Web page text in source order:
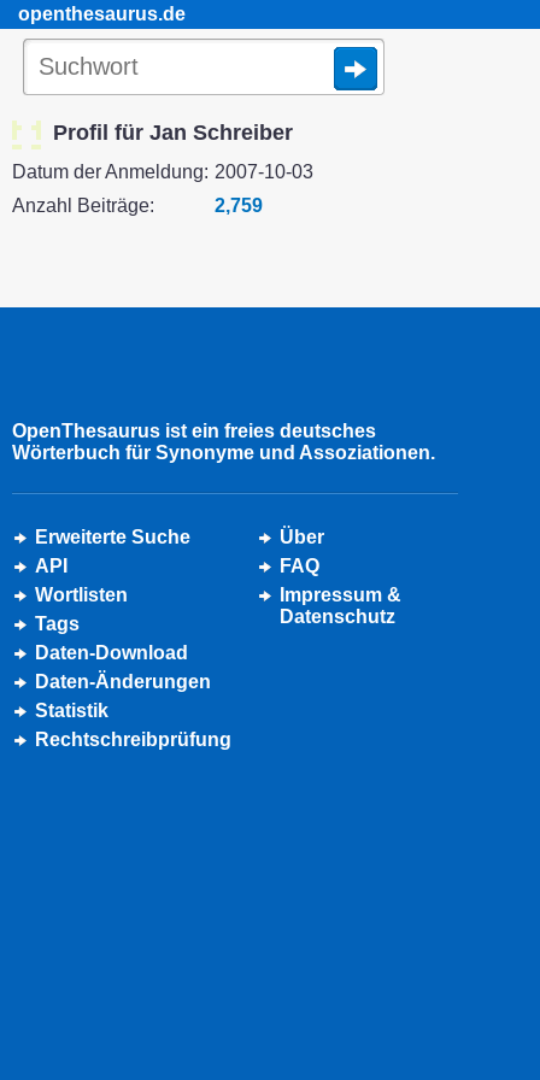
openthesaurus.de
Profil für Jan Schreiber
Datum der Anmeldung: 2007-10-03
Anzahl Beiträge:
2,759
OpenThesaurus ist ein freies deutsches
Wörterbuch für Synonyme und Assoziationen.
Erweiterte Suche
API
Wortlisten
Tags
Daten-Download
Daten-Änderungen
Statistik
Rechtschreibprüfung
Über
FAQ
Impressum &
Datenschutz